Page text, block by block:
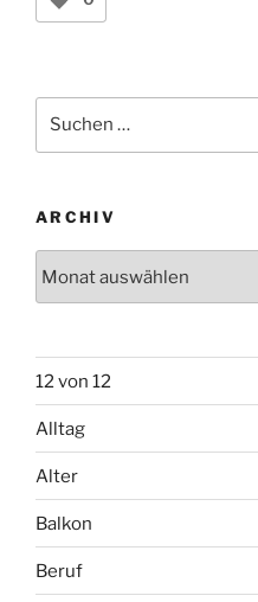
nach:
ARCHIV
12 von 12
Alltag
Alter
Balkon
Beruf